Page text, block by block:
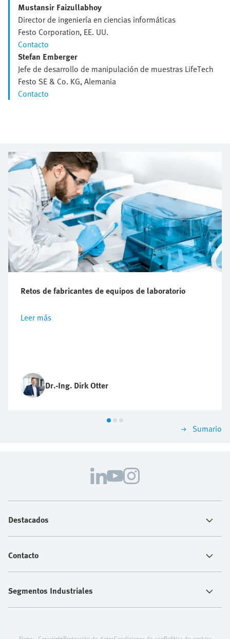
Mustansir Faizullabhoy
Director de ingeniería en ciencias informáticas
Festo Corporation, EE. UU.
Contacto
Stefan Emberger
Jefe de desarrollo de manipulación de muestras LifeTech
Festo SE & Co. KG, Alemania
Contacto
Retos de fabricantes de equipos de laboratorio
Leer más
Dr.-Ing. Dirk Otter
Sumario
Destacados
Contacto
Segmentos Industriales